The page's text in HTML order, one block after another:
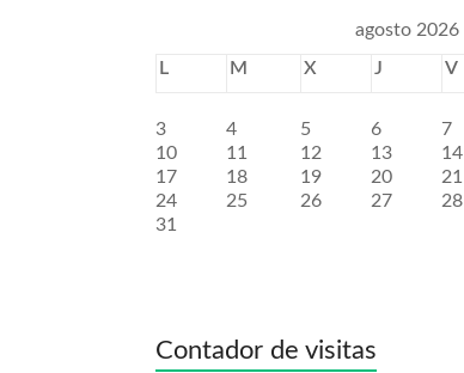
agosto 2026
L
M X J V
3
4 5 6 7
10
11 12 13 14
17
18 19 20 21
24
25 26 27 28
31
Contador de visitas